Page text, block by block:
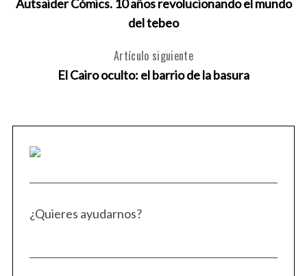
Autsaider Cómics. 10 años revolucionando el mundo
del tebeo
Artículo siguiente
El Cairo oculto: el barrio de la basura
¿Quieres ayudarnos?